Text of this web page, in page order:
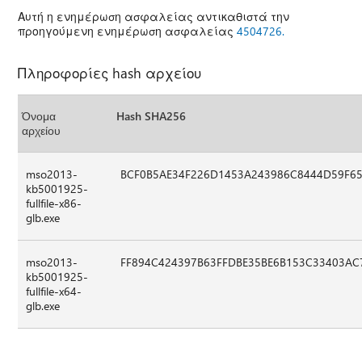
Αυτή η ενημέρωση ασφαλείας αντικαθιστά την
προηγούμενη ενημέρωση ασφαλείας4504726.
Πληροφορίες hash αρχείου
Όνομα
αρχείου
Hash SHA256
mso2013-
kb5001925-
fullfile-x86-
glb.exe
mso2013-
kb5001925-
fullfile-x64-
glb.exe